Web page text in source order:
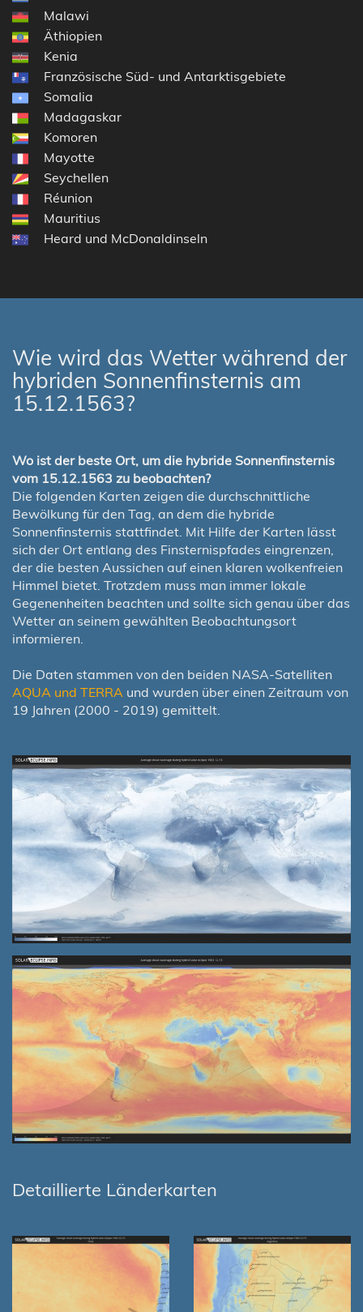
Malawi
Äthiopien
Kenia
Französische Süd- und Antarktisgebiete
Somalia
Madagaskar
Komoren
Mayotte
Seychellen
Réunion
Mauritius
Heard und McDonaldinseln
Wie wird das Wetter während der
hybriden Sonnenfinsternis am
15.12.1563?
Wo ist der beste Ort, um die hybride Sonnenfinsternis
vom 15.12.1563 zu beobachten?
Die folgenden Karten zeigen die durchschnittliche
Bewölkung für den Tag, an dem die hybride
Sonnenfinsternis stattfindet. Mit Hilfe der Karten lässt
sich der Ort entlang des Finsternispfades eingrenzen,
der die besten Aussichen auf einen klaren wolkenfreien
Himmel bietet. Trotzdem muss man immer lokale
Gegenenheiten beachten und sollte sich genau über das
Wetter an seinem gewählten Beobachtungsort
informieren.
Die Daten stammen von den beiden NASA-Satelliten
AQUA und TERRA und wurden über einen Zeitraum von
19 Jahren (2000 - 2019) gemittelt.
Detaillierte Länderkarten